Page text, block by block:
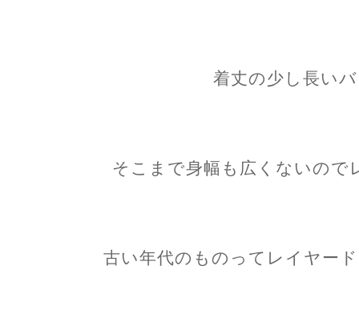
着丈の少し長い
そこまで身幅も広くないので
古い年代のものってレイヤー